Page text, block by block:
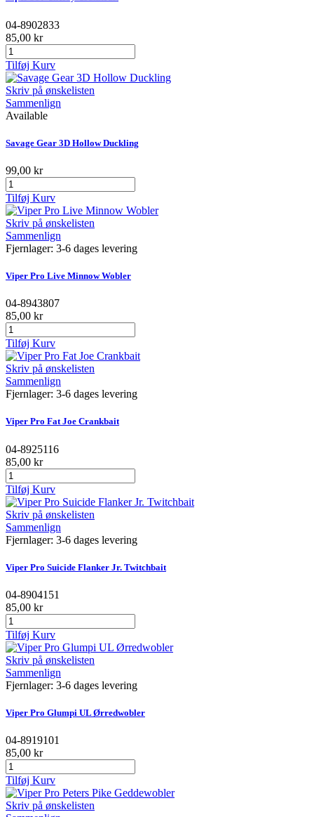
04-8902833
85,00 kr
Tilføj Kurv
Skriv på ønskelisten
Sammenlign
Available
Savage Gear 3D Hollow Duckling
99,00 kr
Tilføj Kurv
Skriv på ønskelisten
Sammenlign
Fjernlager: 3-6 dages levering
Viper Pro Live Minnow Wobler
04-8943807
85,00 kr
Tilføj Kurv
Skriv på ønskelisten
Sammenlign
Fjernlager: 3-6 dages levering
Viper Pro Fat Joe Crankbait
04-8925116
85,00 kr
Tilføj Kurv
Skriv på ønskelisten
Sammenlign
Fjernlager: 3-6 dages levering
Viper Pro Suicide Flanker Jr. Twitchbait
04-8904151
85,00 kr
Tilføj Kurv
Skriv på ønskelisten
Sammenlign
Fjernlager: 3-6 dages levering
Viper Pro Glumpi UL Ørredwobler
04-8919101
85,00 kr
Tilføj Kurv
Skriv på ønskelisten